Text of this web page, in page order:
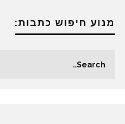
מנוע חיפוש כתבות: